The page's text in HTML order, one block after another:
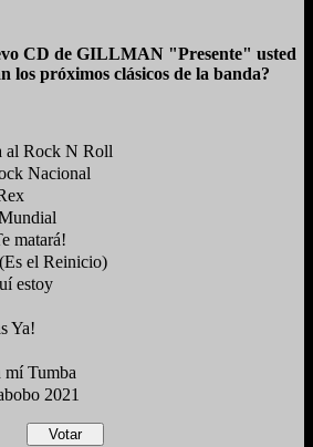
CD de GILLMAN "Presente" usted
los próximos clásicos de la banda?
al Rock N Roll
Nacional
matará!
el Reinicio)
estoy
Ya!
mí Tumba
2021